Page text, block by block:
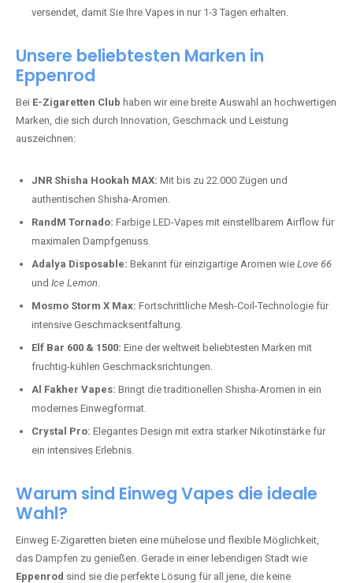
versendet, damit Sie Ihre Vapes in nur 1-3 Tagen erhalten.
Unsere beliebtesten Marken in
Eppenrod
Bei E-Zigaretten Club haben wir eine breite Auswahl an hochwertigen
Marken, die sich durch Innovation, Geschmack und Leistung
auszeichnen:
JNR Shisha Hookah MAX: Mit bis zu 22.000 Zügen und
authentischen Shisha-Aromen.
RandM Tornado: Farbige LED-Vapes mit einstellbarem Airflow für
maximalen Dampfgenuss.
Adalya Disposable: Bekannt für einzigartige Aromen wie Love 66
und Ice Lemon.
Mosmo Storm X Max: Fortschrittliche Mesh-Coil-Technologie für
intensive Geschmacksentfaltung.
Elf Bar 600 & 1500: Eine der weltweit beliebtesten Marken mit
fruchtig-kühlen Geschmacksrichtungen.
Al Fakher Vapes: Bringt die traditionellen Shisha-Aromen in ein
modernes Einwegformat.
Crystal Pro: Elegantes Design mit extra starker Nikotinstärke für
ein intensives Erlebnis.
Warum sind Einweg Vapes die ideale
Wahl?
Einweg E-Zigaretten bieten eine mühelose und flexible Möglichkeit,
das Dampfen zu genießen. Gerade in einer lebendigen Stadt wie
Eppenrod sind sie die perfekte Lösung für all jene, die keine